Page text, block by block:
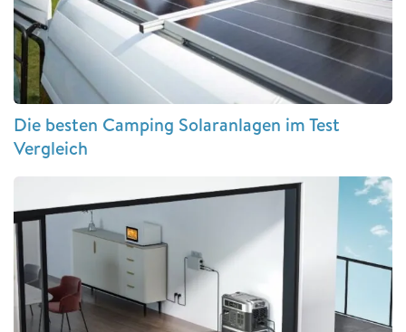
Die besten Camping Solaranlagen im Test
Vergleich